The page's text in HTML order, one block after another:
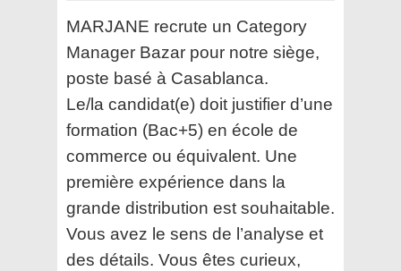
MARJANE recrute un Category
Manager Bazar pour notre siège,
poste basé à Casablanca.
Le/la candidat(e) doit justifier d’une
formation (Bac+5) en école de
commerce ou équivalent. Une
première expérience dans la
grande distribution est souhaitable.
Vous avez le sens de l’analyse et
des détails. Vous êtes curieux,